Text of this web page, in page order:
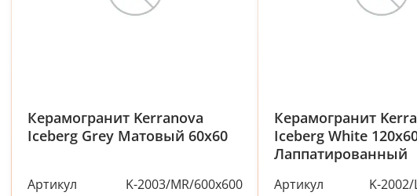
Керамогранит Kerranova
Iceberg Grey Матовый 60x60
Артикул
K-2003/MR/600x600
Керамогранит
Iceberg White
Лаппатированный
Артикул
K-